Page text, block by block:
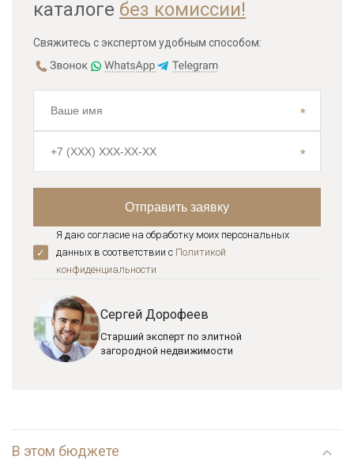
каталоге без комиссии!
Свяжитесь с экспертом удобным способом:
Я даю согласие на обработку моих персональных
данных в соответствии с Политикой
конфиденциальноcти
Сергей Дорофеев
Старший эксперт по элитной
загородной недвижимости
В этом бюджете